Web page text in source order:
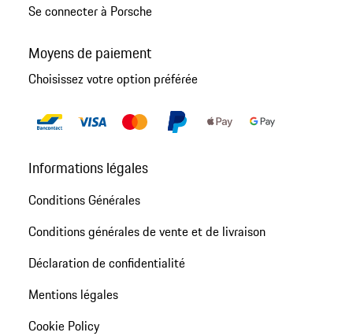
Se connecter à Porsche
Moyens de paiement
Choisissez votre option préférée
Informations légales
Conditions Générales
Conditions générales de vente et de livraison
Déclaration de confidentialité
Mentions légales
Cookie Policy